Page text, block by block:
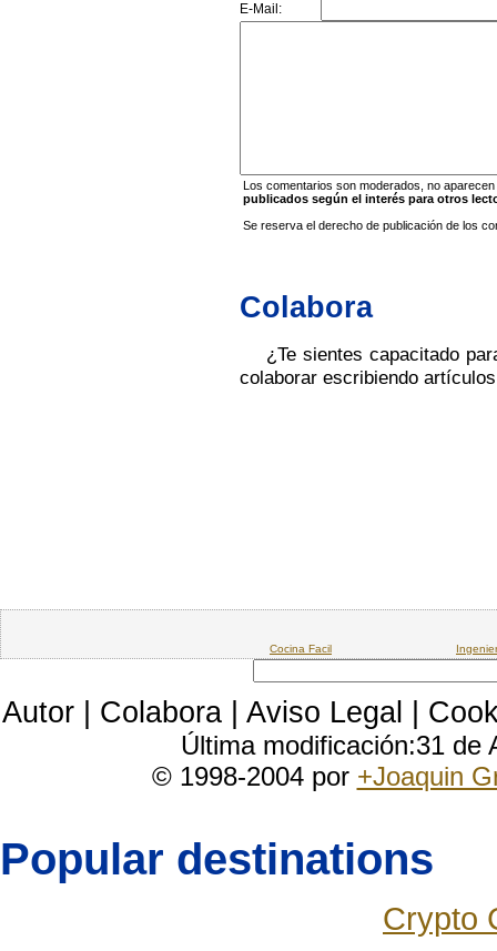
E-Mail:
Los comentarios son moderados, no
publicados según el interés para otros
Se reserva el derecho de publicación de los
Colabora
¿Te sientes capacitado
colaborar escribiendo
Cocina Facil
Autor Colabora Aviso Legal
Última modificación:31
© 1998-2004 por +Joaquin
Popular destinations
Crypto